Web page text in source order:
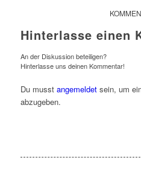
Hinterlasse einen
An der Diskussion beteiligen?
Hinterlasse uns deinen Kommentar!
Du musst angemeldetsein, um
abzugeben.